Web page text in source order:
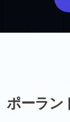
ポーラン